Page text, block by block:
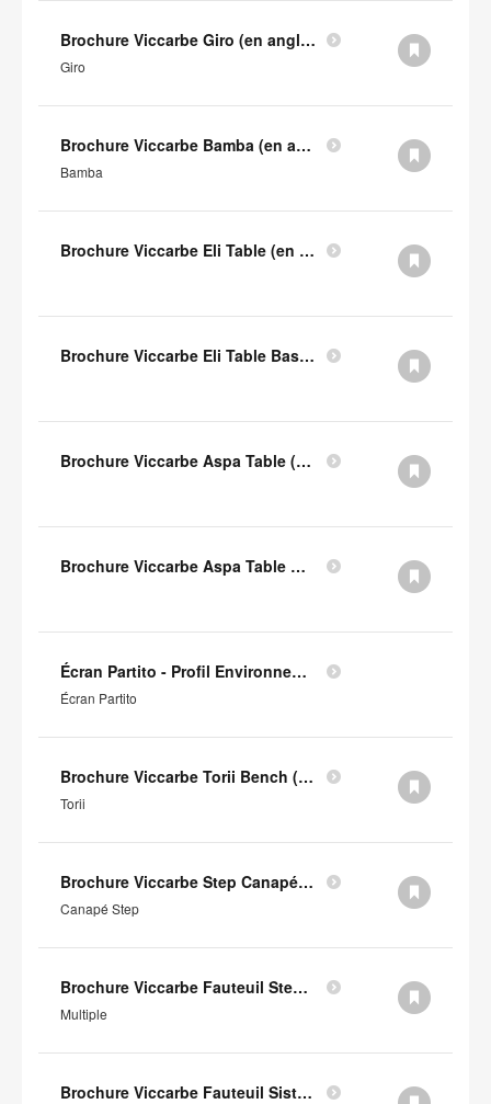
Brochure Viccarbe Giro (en anglais)
Giro
Brochure Viccarbe Bamba (en anglais)
Bamba
Brochure Viccarbe Eli Table (en anglais)
Brochure Viccarbe Eli Table Basse (en anglais)
Brochure Viccarbe Aspa Table (en anglais)
Brochure Viccarbe Aspa Table Basse (en anglais)
Écran Partito - Profil Environnemental Produit
Écran Partito
Brochure Viccarbe Torii Bench (en anglais)
Torii
Brochure Viccarbe Step Canapé (en anglais)
Canapé Step
Brochure Viccarbe Fauteuil Step (en anglais)
Multiple
Brochure Viccarbe Fauteuil Sistema Legs (en anglais)